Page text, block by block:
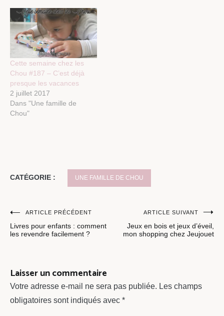
Cette semaine chez les
Chou #187 – C’est déjà
presque les vacances
2 juillet 2017
Dans "Une famille de
Chou"
CATÉGORIE : UNE FAMILLE DE CHOU
Navigation
de
ARTICLE PRÉCÉDENT
Livres pour enfants : comment
les revendre facilement ?
ARTICLE SUIVANT
Jeux en bois et jeux d’éveil,
mon shopping chez Jeujouet
Laisser un commentaire
Votre adresse e-mail ne sera pas publiée. Les champs
obligatoires sont indiqués avec *